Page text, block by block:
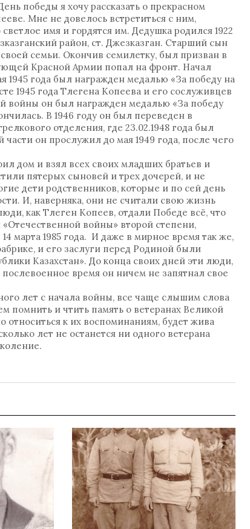
победы я хочу рассказать о прекрасном
Мне не довелось встретиться с ним,
имя и гордятся им. Дедушка родился 1922
район, ст. Джезказган. Старший сын
семьи. Окончив семилетку, был призван в
Красной Армии попал на фронт. Начал
1945 года был награжден медалью «За победу на
1945 года Тлегена Копеева и его сослуживцев
войны он был награжден медалью «За победу
В 1946 году он был переведен в
отделения, где 23.02.1948 года был
он прослужил до мая 1949 года, после чего
дом и взял всех своих младших братьев и
пятерых сыновей и трех дочерей, и не
дети родственников, которые и по сей день
И, наверняка, они не считали свою жизнь
как Тлеген Копеев, отдали Победе всё, что
войны» второй степени,
марта 1985 года. И даже в мирное время так же,
и его заслуги перед Родиной были
Казахстан». До конца своих дней эти люди,
время он ничем не запятнал свое
лет с начала войны, все чаще слышим слова
помнить и чтить память о ветеранах Великой
относиться к их воспоминаниям, будет жива
лет не останется ни одного ветерана